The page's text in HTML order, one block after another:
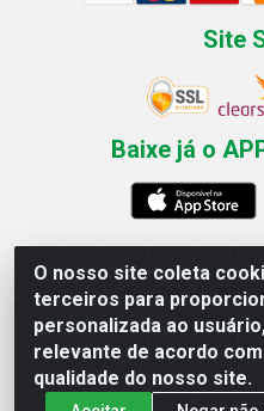
O nosso site coleta
terceiros para
personalizada ao
relevante de acordo
qualidade do nosso site.
Site
Baixe já o
Esperança Nordeste - Rua
Estância - Recife /